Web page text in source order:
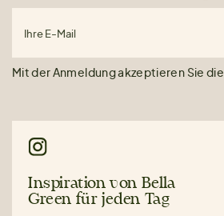
Ihre E-Mail
Mit der Anmeldung akzeptieren Sie die
Inspiration von Bella
Green für jeden Tag